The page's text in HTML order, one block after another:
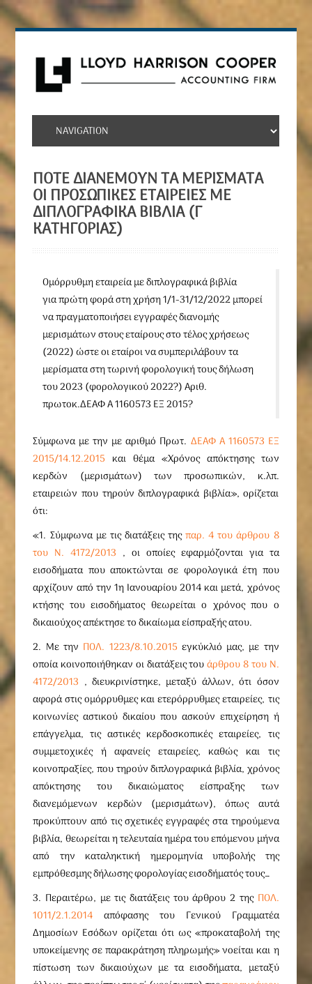
ΠΌΤΕ ΔΙΑΝΈΜΟΥΝ ΤΑ ΜΕΡΊΣΜΑΤΑ
ΟΙ ΠΡΟΣΩΠΙΚΈΣ ΕΤΑΙΡΕΊΕΣ ΜΕ
ΔΙΠΛΟΓΡΑΦΙΚΆ ΒΙΒΛΊΑ (Γ
ΚΑΤΗΓΟΡΊΑΣ)
Ομόρρυθμη εταιρεία με διπλογραφικά βιβλία
για πρώτη φορά στη χρήση 1/1-31/12/2022 μπορεί
να πραγματοποιήσει εγγραφές διανομής
μερισμάτων στους εταίρους στο τέλος χρήσεως
(2022) ώστε οι εταίροι να συμπεριλάβουν τα
μερίσματα στη τωρινή φορολογική τους δήλωση
του 2023 (φορολογικού 2022?) Αριθ.
πρωτοκ.ΔΕΑΦ Α 1160573 ΕΞ 2015?
Σύμφωνα με την με αριθμό Πρωτ. ΔΕΑΦ Α 1160573 ΕΞ
2015/14.12.2015 και θέμα «Χρόνος απόκτησης των
κερδών (μερισμάτων) των προσωπικών, κ.λπ.
εταιρειών που τηρούν διπλογραφικά βιβλία», ορίζεται
ότι:
«1. Σύμφωνα με τις διατάξεις τηςπαρ. 4 του άρθρου 8
του N. 4172/2013 , οι οποίες εφαρμόζονται για τα
εισοδήματα που αποκτώνται σε φορολογικά έτη που
αρχίζουν από την 1η Ιανουαρίου 2014 και μετά, χρόνος
κτήσης του εισοδήματος θεωρείται ο χρόνος που ο
δικαιούχος απέκτησε το δικαίωμα είσπραξής ατου.
2. Με την ΠΟΛ. 1223/8.10.2015 εγκύκλιό μας, με την
οποία κοινοποιήθηκαν οι διατάξεις τουάρθρου 8 του N.
4172/2013 , διευκρινίστηκε, μεταξύ άλλων, ότι όσον
αφορά στις ομόρρυθμες και ετερόρρυθμες εταιρείες, τις
κοινωνίες αστικού δικαίου που ασκούν επιχείρηση ή
επάγγελμα, τις αστικές κερδοσκοπικές εταιρείες, τις
συμμετοχικές ή αφανείς εταιρείες, καθώς και τις
κοινοπραξίες, που τηρούν διπλογραφικά βιβλία, χρόνος
απόκτησης του δικαιώματος είσπραξης των
διανεμόμενων κερδών (μερισμάτων), όπως αυτά
προκύπτουν από τις σχετικές εγγραφές στα τηρούμενα
βιβλία, θεωρείται η τελευταία ημέρα του επόμενου μήνα
από την καταληκτική ημερομηνία υποβολής της
εμπρόθεσμης δήλωσης φορολογίας εισοδήματός τους…
3. Περαιτέρω, με τις διατάξεις του άρθρου 2 της ΠΟΛ.
1011/2.1.2014 απόφασης του Γενικού Γραμματέα
Δημοσίων Εσόδων ορίζεται ότι ως «προκαταβολή της
υποκείμενης σε παρακράτηση πληρωμής» νοείται και η
πίστωση των δικαιούχων με τα εισοδήματα, μεταξύ